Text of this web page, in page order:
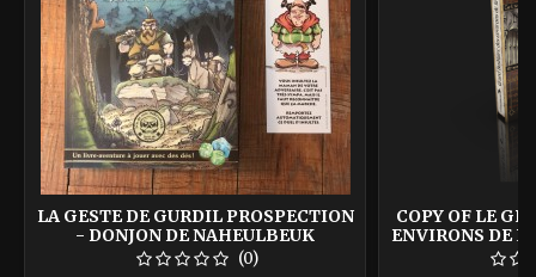
LA GESTE DE GURDIL PROSPECTION
- DONJON DE NAHEULBEUK
(0)
COPY OF LE
ENVIRONS DE